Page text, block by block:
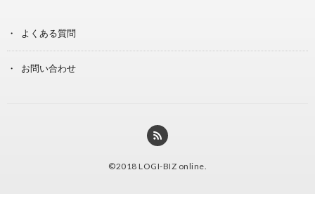
よくある質問
お問い合わせ
©2018 LOGI-BIZ online